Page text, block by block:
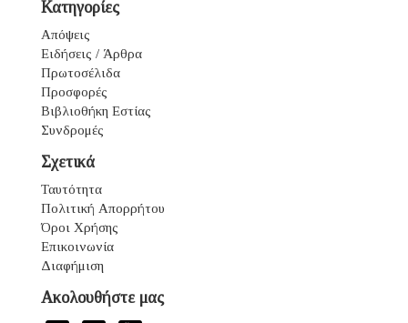
Κατηγορίες
Απόψεις
Ειδήσεις / Άρθρα
Πρωτοσέλιδα
Προσφορές
Βιβλιοθήκη Εστίας
Συνδρομές
Σχετικά
Ταυτότητα
Πολιτική Απορρήτου
Όροι Χρήσης
Επικοινωνία
Διαφήμιση
Ακολουθήστε μας